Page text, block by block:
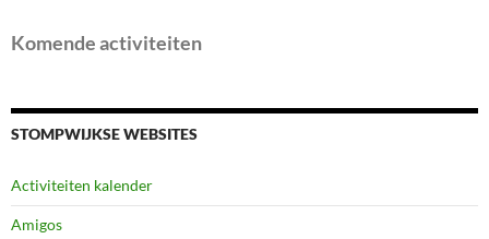
Komende activiteiten
STOMPWIJKSE WEBSITES
Activiteiten kalender
Amigos